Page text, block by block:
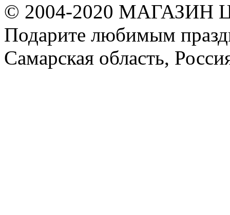
© 2004-2020 МАГАЗИН
Подарите любимым
Самарская область,